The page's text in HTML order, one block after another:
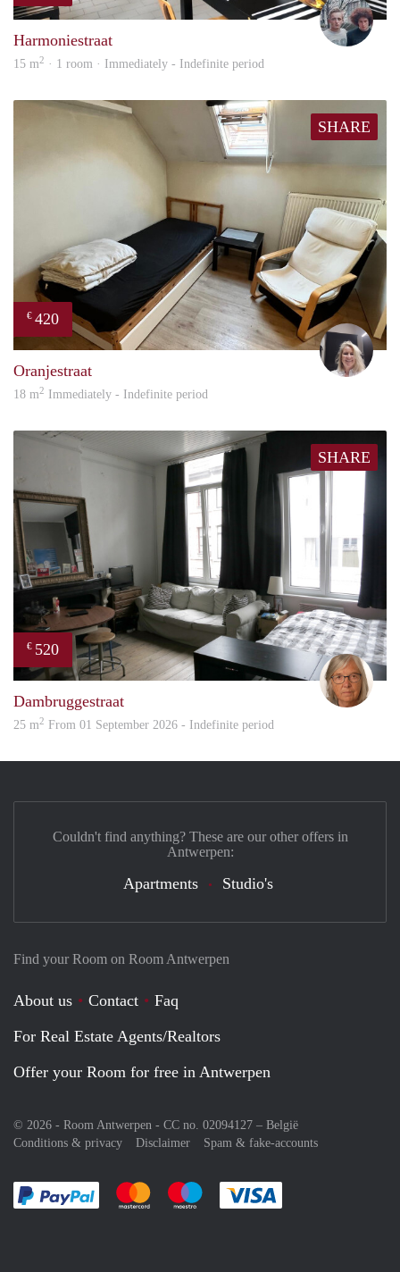
Harmoniestraat
15 m2 · 1 room · Immediately - Indefinite period
SHARE
€ 420
Evi
Oranjestraat
18 m2 Immediately - Indefinite period
SHARE
€ 520
Dambruggestraat
25 m2 From 01 September 2026 - Indefinite period
Find your Room on Room Antwerpen
About us Contact
Faq
For Real Estate Agents/Realtors
Offer your Room for free in Antwerpen
© 2026 - Room Antwerpen - CC no. 02094127 – België
Conditions & privacy
Disclaimer Spam & fake-accounts
Pay easily with :payment method
Pay easily with :payment method
Pay easily with :payment method
Couldn't find anything? These are our other offers in
Antwerpen:
Apartments Studio's